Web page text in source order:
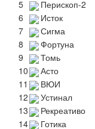
5
Перископ-2
6
Исток
7
Сигма
8
Фортуна
9
Томь
10
Асто
11
ВЮИ
12
Устинал
13
Рекреативо
14
Готика